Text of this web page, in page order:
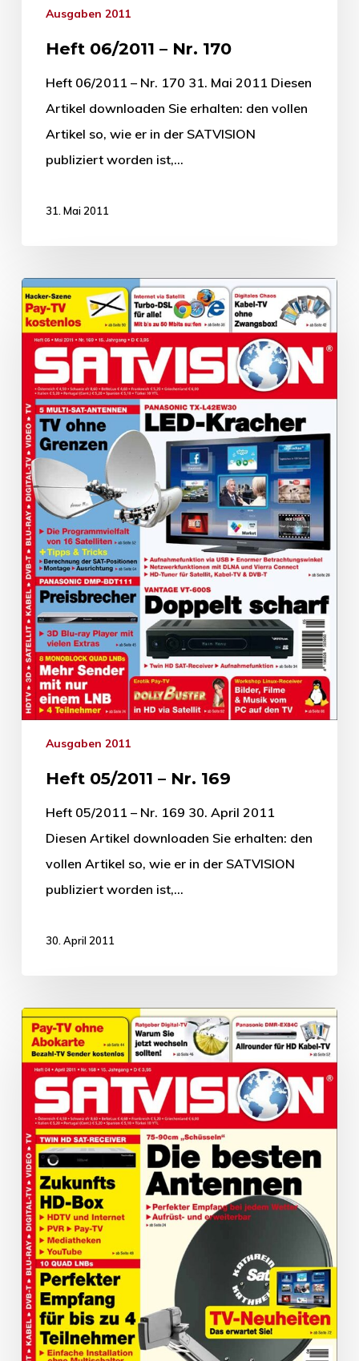
Ausgaben 2011
Heft 06/2011 – Nr. 170
Heft 06/2011 – Nr. 170 31. Mai 2011 Diesen
Artikel downloaden Sie erhalten: den vollen
Artikel so, wie er in der SATVISION
publiziert worden ist,…
31. Mai 2011
Ausgaben 2011
Heft 05/2011 – Nr. 169
Heft 05/2011 – Nr. 169 30. April 2011
Diesen Artikel downloaden Sie erhalten: den
vollen Artikel so, wie er in der SATVISION
publiziert worden ist,…
30. April 2011